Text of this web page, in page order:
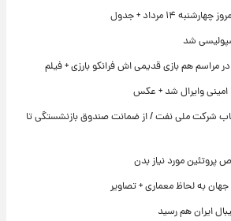
۱۴ مرداد + جدول
شد
مراسم هم بازی قدیمی اش فرانکو بارزی + فیلم
وایرال شد + عکس
شرکت ملی نفت / از ضمانت صندوق بازنشستگی تا
مورد نیاز بدن
به لحاظ معماری + تصاویر
ایران هم رسید